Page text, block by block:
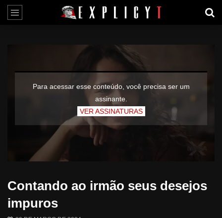
Para acessar esse conteúdo, você precisa ser um
assinante.
VER ASSINATURAS
Contando ao irmão seus desejos
impuros